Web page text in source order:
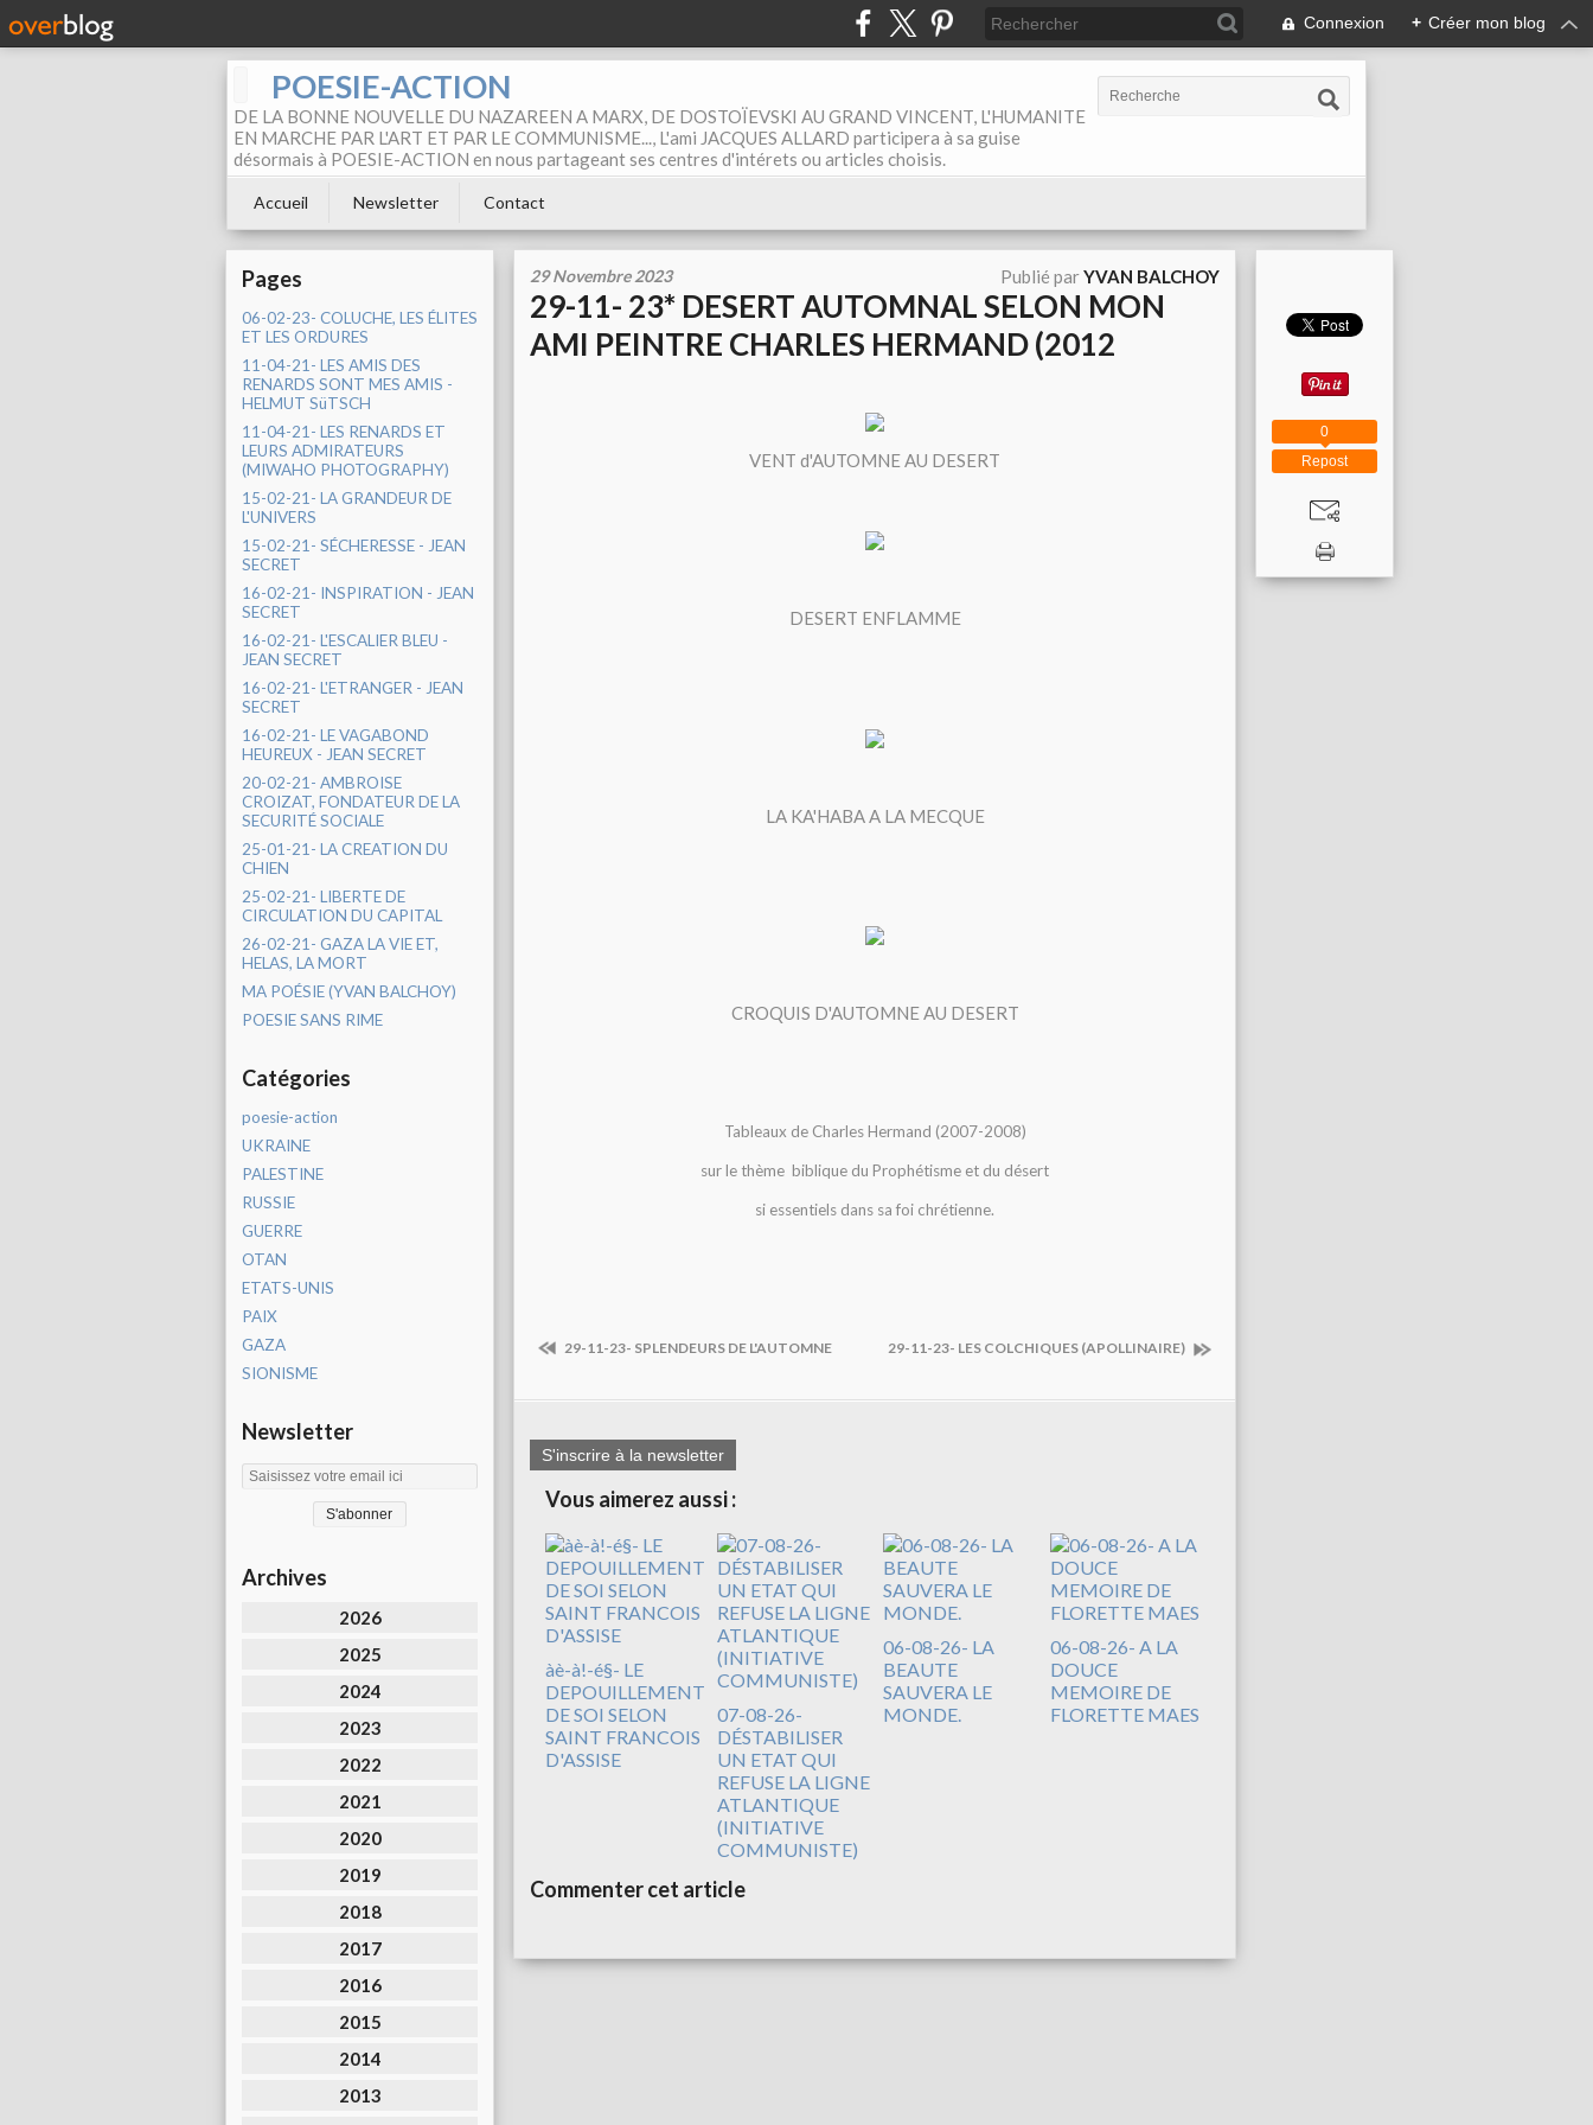
Connexion + Créer mon blog
POESIE-ACTION
DE LA BONNE NOUVELLE DU NAZAREEN A MARX, DE DOSTOÏEVSKI AU GRAND VINCENT, L'HUMANITE
EN MARCHE PAR L'ART ET PAR LE COMMUNISME..., L'ami JACQUES ALLARD participera à sa guise
désormais à POESIE-ACTION en nous partageant ses centres d'intérets ou articles choisis.
Accueil Newsletter Contact
Pages
06-02-23- COLUCHE, LES ÉLITES
ET LES ORDURES
11-04-21- LES AMIS DES
RENARDS SONT MES AMIS -
HELMUT SüTSCH
11-04-21- LES RENARDS ET
LEURS ADMIRATEURS
(MIWAHO PHOTOGRAPHY)
15-02-21- LA GRANDEUR DE
L'UNIVERS
15-02-21- SÉCHERESSE - JEAN
SECRET
16-02-21- INSPIRATION - JEAN
SECRET
16-02-21- L'ESCALIER BLEU -
JEAN SECRET
16-02-21- L'ETRANGER - JEAN
SECRET
16-02-21- LE VAGABOND
HEUREUX - JEAN SECRET
20-02-21- AMBROISE
CROIZAT, FONDATEUR DE LA
SECURITÉ SOCIALE
25-01-21- LA CREATION DU
CHIEN
25-02-21- LIBERTE DE
CIRCULATION DU CAPITAL
26-02-21- GAZA LA VIE ET,
HELAS, LA MORT
MA POÉSIE (YVAN BALCHOY)
POESIE SANS RIME
Catégories
poesie-action
UKRAINE
PALESTINE
RUSSIE
GUERRE
OTAN
ETATS-UNIS
PAIX
GAZA
SIONISME
Newsletter
Archives
2026
2025
2024
2023
2022
2021
2020
2019
2018
2017
2016
2015
2014
2013
29 Novembre 2023 Publié parYVAN BALCHOY
29-11- 23* DESERT AUTOMNAL SELON MON
AMI PEINTRE CHARLES HERMAND (2012
VENT d'AUTOMNE AU DESERT
DESERT ENFLAMME
LA KA'HABA A LA MECQUE
CROQUIS D'AUTOMNE AU DESERT
Tableaux de Charles Hermand (2007-2008)
sur le thème biblique du Prophétisme et du désert
si essentiels dans sa foi chrétienne.
29-11-23- SPLENDEURS DE L'AUTOMNE 29-11-23- LES COLCHIQUES (APOLLINAIRE)
S'inscrire à la newsletter
Vous aimerez aussi :
àè-à!-é§- LE
DEPOUILLEMENT
DE SOI SELON
SAINT FRANCOIS
D'ASSISE
07-08-26-
DÉSTABILISER
UN ETAT QUI
REFUSE LA LIGNE
ATLANTIQUE
(INITIATIVE
COMMUNISTE)
06-08-26- LA
BEAUTE
SAUVERA LE
MONDE.
06-08-26- A LA
DOUCE
MEMOIRE DE
FLORETTE MAES
Commenter cet article
Repost
0